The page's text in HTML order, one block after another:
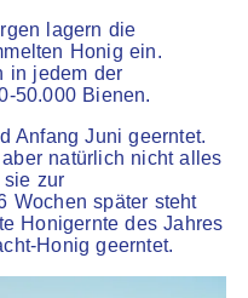
lagern die
Honig ein.
in jedem der
50.000 Bienen.
Anfang Juni geerntet.
natürlich nicht alles
sie zur
Wochen später steht
Honigernte des Jahres
Honig geerntet.